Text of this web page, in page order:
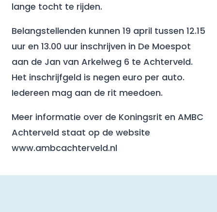
lange tocht te rijden.
Belangstellenden kunnen 19 april tussen 12.15
uur en 13.00 uur inschrijven in De Moespot
aan de Jan van Arkelweg 6 te Achterveld.
Het inschrijfgeld is negen euro per auto.
Iedereen mag aan de rit meedoen.
Meer informatie over de Koningsrit en AMBC
Achterveld staat op de website
www.ambcachterveld.nl